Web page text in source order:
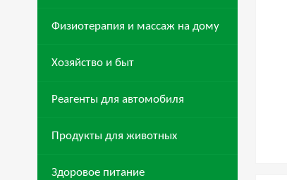
Физиотерапия и массаж на дому
Хозяйство и быт
Реагенты для автомобиля
Продукты для животных
Здоровое питание